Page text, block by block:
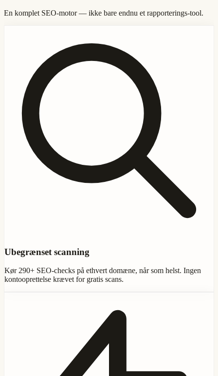
En komplet SEO-motor — ikke bare endnu et rapporterings-tool.
Ubegrænset scanning
Kør 290+ SEO-checks på ethvert domæne, når som helst. Ingen
kontooprettelse krævet for gratis scans.